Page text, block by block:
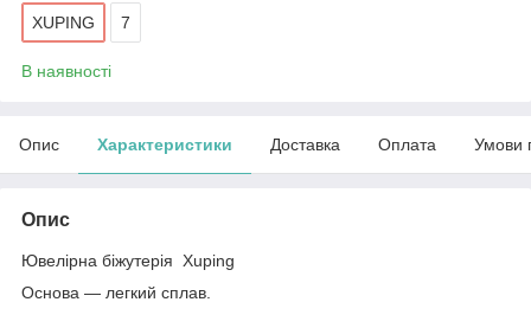
XUPING 7
В наявності
Опис Характеристики Доставка Оплата Умови
Опис
Ювелірна біжутерія Xuping
Основа — легкий сплав.